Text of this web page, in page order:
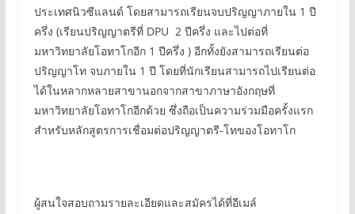
ประเทศนิวซีแลนด์ โดยสามารถเรียนจบปริญญาภายใน 1 ปี
ครึ่ง (เรียนปริญญาตรีที่ DPU 2 ปีครึ่ง และไปต่อที่
มหาวิทยาลัยโอทาโกอีก 1 ปีครึ่ง ) อีกทั้งยังสามารถเรียนต่อ
ปริญญาโท จบภายใน 1 ปี โดยที่นักเรียนสามารถไปเรียนต่อ
ได้ในหลากหลายสาขานอกจากสาขาภาษาอังกฤษที่
มหาวิทยาลัยโอทาโกอีกด้วย ซึ่งถือเป็นความร่วมมือครั้งแรก
สำหรับหลักสูตรการเชื่อมต่อปริญญาตรี-โทของโอทาโก
ผู้สนใจสอบถามรายละเอียดและสมัครได้ที่อีเมล์